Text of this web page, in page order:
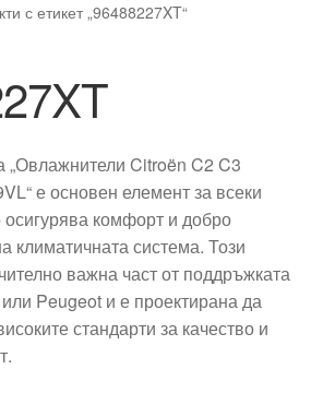
свят
с етикет „96488227XT“
„Овлажнители Citroën C2 C3
е основен елемент за всеки
комфорт и добро
климатичната система. Този
важна част от поддръжката
Peugeot и е проектирана да
стандарти за качество и